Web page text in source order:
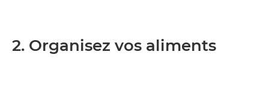
2. Organisez vos aliments